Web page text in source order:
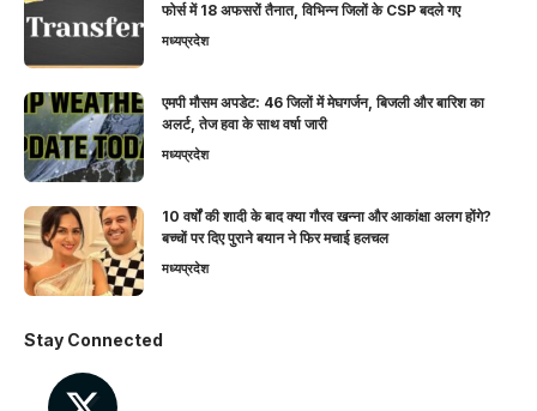
फोर्स में 18 अफसरों तैनात, विभिन्न जिलों के CSP बदले गए
मध्यप्रदेश
एमपी मौसम अपडेट: 46 जिलों में मेघगर्जन, बिजली और बारिश का
अलर्ट, तेज हवा के साथ वर्षा जारी
मध्यप्रदेश
10 वर्षों की शादी के बाद क्या गौरव खन्ना और आकांक्षा अलग होंगे?
बच्चों पर दिए पुराने बयान ने फिर मचाई हलचल
मध्यप्रदेश
Stay Connected